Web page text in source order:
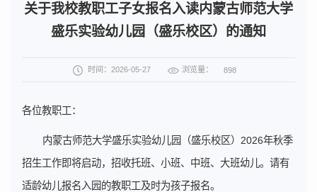
关于我校教职工子女报名入读内蒙古师范大学
盛乐实验幼儿园（盛乐校区）的通知
时间：2026-05-27 浏览量： 898
各位教职工：
内蒙古师范大学盛乐实验幼儿园（盛乐校区）2026年秋季
招生工作即将启动，招收托班、小班、中班、大班幼儿。请有
适龄幼儿报名入园的教职工及时为孩子报名。